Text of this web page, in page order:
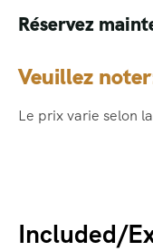
Réservez
Veuillez
Le prix varie selon
Included/